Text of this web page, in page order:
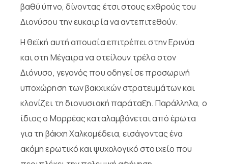
βαθύ ύπνο, δίνοντας έτσι στους εχθρούς του
Διονύσου την ευκαιρία να αντεπιτεθούν.
Η θεϊκή αυτή απουσία επιτρέπει στην Ερινύα
και στη Μέγαιρα να στείλουν τρέλα στον
Διόνυσο, γεγονός που οδηγεί σε προσωρινή
υποχώρηση των βακχικών στρατευμάτων και
κλονίζει τη διονυσιακή παράταξη. Παράλληλα, ο
ίδιος ο Μορρέας καταλαμβάνεται από έρωτα
για τη βάκχη Χαλκομέδεια, εισάγοντας ένα
ακόμη ερωτικό και ψυχολογικό στοιχείο που